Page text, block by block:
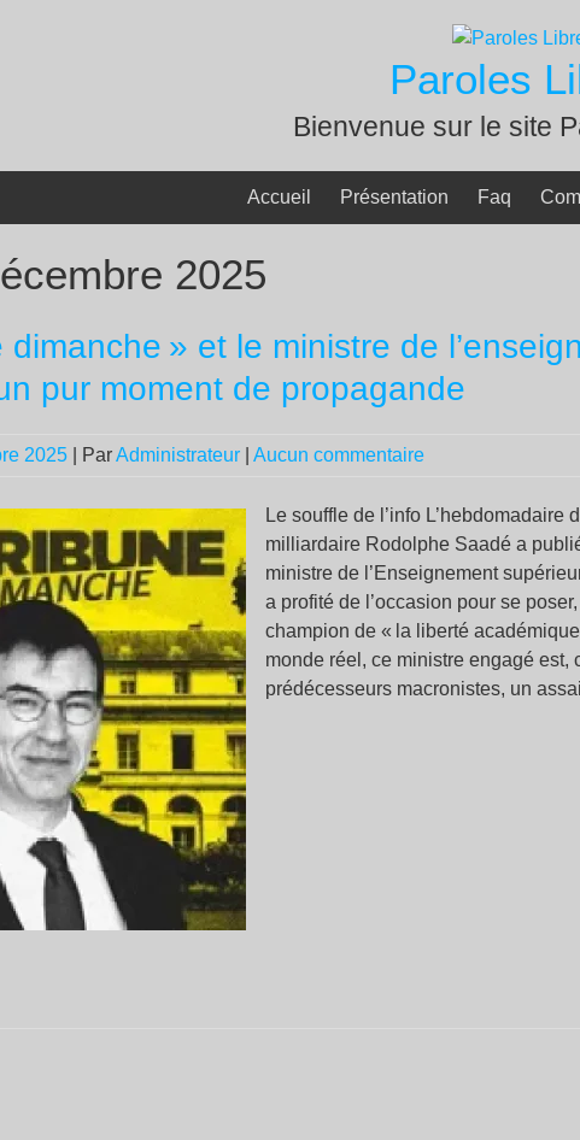
Paroles
Bienvenue sur le site
Accueil Présentation Faq
2025
dimanche » et le ministre de
pur moment de propagande
2025 | ParAdministrateur Aucun commentaire
Le souffle de l’info L’hebdomadaire
milliardaire Rodolphe Saadé a
ministre de l’Enseignement
a profité de l’occasion pour se
champion de « la liberté
monde réel, ce ministre engagé est,
prédécesseurs macronistes, un